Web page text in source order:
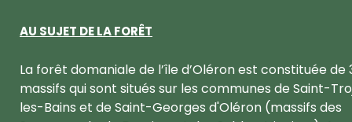
AU SUJET DE LA FORÊT
La forêt domaniale de l’île d’Oléron est constituée de
massifs qui sont situés sur les communes de Saint-
les-Bains et de Saint-Georges d'Oléron (massifs des